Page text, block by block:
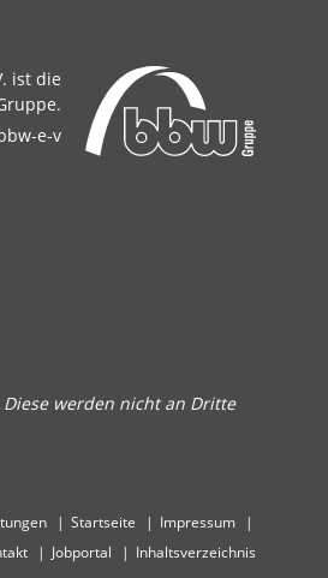
ist die
e-v
werden nicht an Dritte
Startseite
Impressum
Jobportal Inhaltsverzeichnis